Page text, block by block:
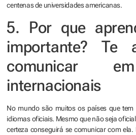
centenas de universidades americanas.
5. Por que
importante?
comunicar
internacionais
No mundo são muitos os países que
idiomas oficiais. Mesmo que não seja
certeza conseguirá se comunicar com